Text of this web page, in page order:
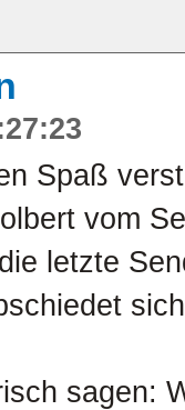
Spaß
vom
letzte
sagen: